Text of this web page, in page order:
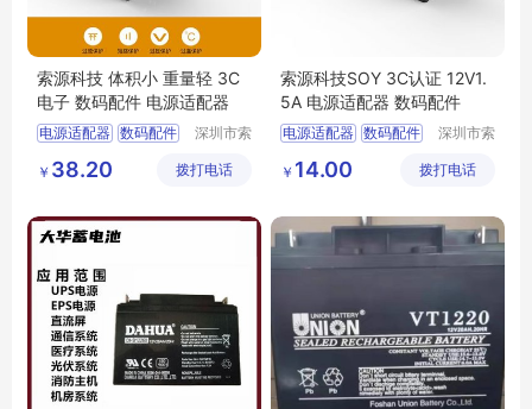
索源科技 体积小 重量轻 3C
电子 数码配件 电源适配器
电源适配器 数码配件
深圳市索
限公司
￥ 38.20 拨打电话
索源科技SOY 3C认证 12V1.
5A 电源适配器 数码配件
电源适配器 数码配件
深圳市索
限公司
￥ 14.00 拨打电话